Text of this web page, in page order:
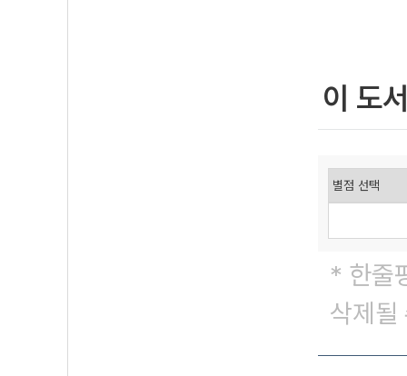
이 도
* 한줄
삭제될